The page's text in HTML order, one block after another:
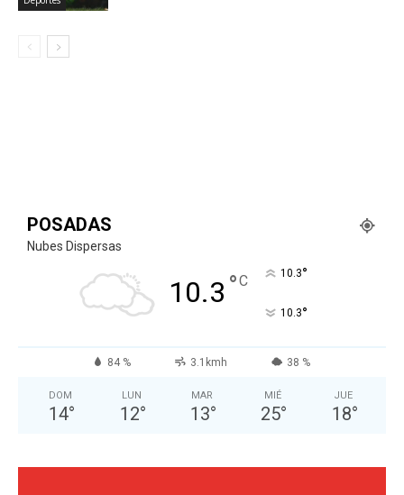
POSADAS
Nubes Dispersas
10.3 °C 10.3°
10.3°
84 % 3.1kmh 38 %
DOM
14°
LUN
12°
MAR
13°
MIÉ
25°
JUE
18°